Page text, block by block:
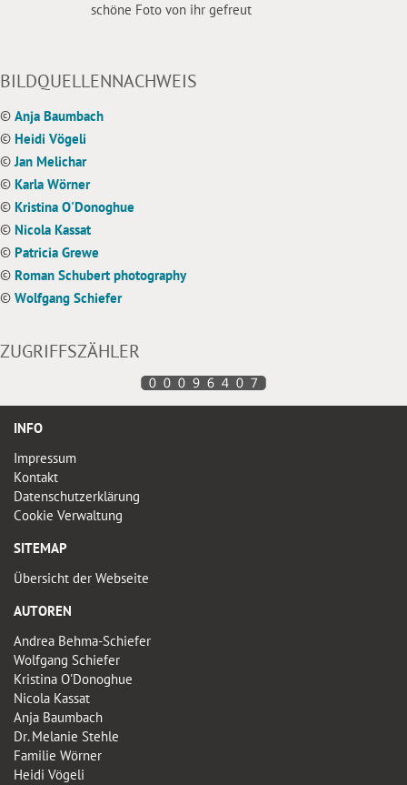
schöne Foto von ihr gefreut
BILDQUELLENNACHWEIS
© Anja Baumbach
© Heidi Vögeli
©Jan Melichar
© Karla Wörner
© Kristina O'Donoghue
© Nicola Kassat
© Patricia Grewe
© Roman Schubert photography
© Wolfgang Schiefer
ZUGRIFFSZÄHLER
INFO
Impressum
Kontakt
Datenschutzerklärung
Cookie Verwaltung
SITEMAP
Übersicht der Webseite
AUTOREN
Andrea Behma-Schiefer
Wolfgang Schiefer
Kristina O'Donoghue
Nicola Kassat
Anja Baumbach
Dr. Melanie Stehle
Familie Wörner
Heidi Vögeli